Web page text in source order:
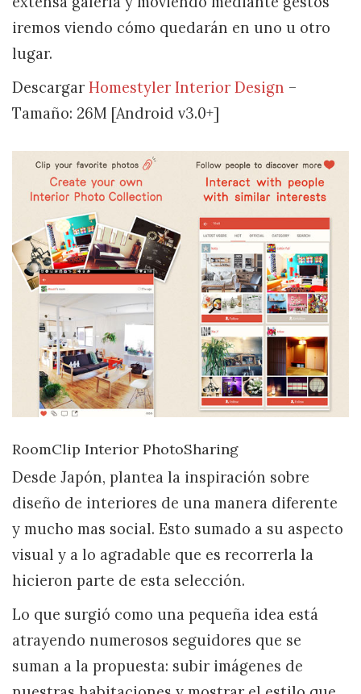
iremos viendo cómo quedarán en uno u otro
lugar.
Descargar Homestyler Interior Design –
Tamaño: 26M [Android v3.0+]
RoomClip Interior PhotoSharing
Desde Japón, plantea la inspiración sobre
diseño de interiores de una manera diferente
y mucho mas social. Esto sumado a su aspecto
visual y a lo agradable que es recorrerla la
hicieron parte de esta selección.
Lo que surgió como una pequeña idea está
atrayendo numerosos seguidores que se
suman a la propuesta: subir imágenes de